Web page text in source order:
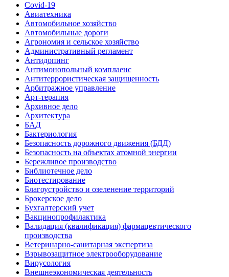
Covid-19
Авиатехника
Автомобильное хозяйство
Автомобильные дороги
Агрономия и сельское хозяйство
Административный регламент
Антидопинг
Антимонопольный комплаенс
Антитеррористическая защищенность
Арбитражное управление
Арт-терапия
Архивное дело
Архитектура
БАД
Бактериология
Безопасность дорожного движения (БДД)
Безопасность на объектах атомной энергии
Бережливое производство
Библиотечное дело
Биотестирование
Благоустройство и озеленение территорий
Брокерское дело
Бухгалтерский учет
Вакцинопрофилактика
Валидация (квалификация) фармацевтического
производства
Ветеринарно-санитарная экспертиза
Взрывозащитное электрооборудование
Вирусология
Внешнеэкономическая деятельность